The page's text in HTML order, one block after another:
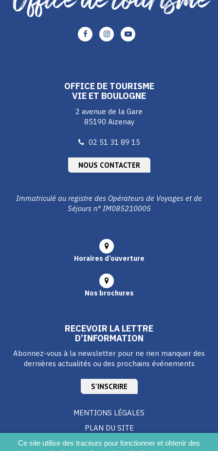
Ce site utilise des traceurs pour fonctionner et obtenir des
Lien
vers
Lien
vers
Lien
vers
OFFICE DE TOURISME
VIE ET BOULOGNE
2 avenue de la Gare
85190 Aizenay
02 51 31 89 15
NOUS CONTACTER
Immatriculé au registre des Opérateurs de Voyages et de
Séjours n° IM085210005
Horaires d’ouverture
Nos brochures
RECEVOIR LA LETTRE
D’INFORMATION
Abonnez-vous à la newsletter pour ne rien manquer des
dernières actualités ou des prochains événements
S'INSCRIRE
MENTIONS LÉGALES
PLAN DU SITE
CRÉDITS